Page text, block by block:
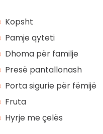
Kopsht
Pamje qyteti
Dhoma për familje
Presë pantallonash
Porta sigurie për fëmijë
Fruta
Hyrje me çelës